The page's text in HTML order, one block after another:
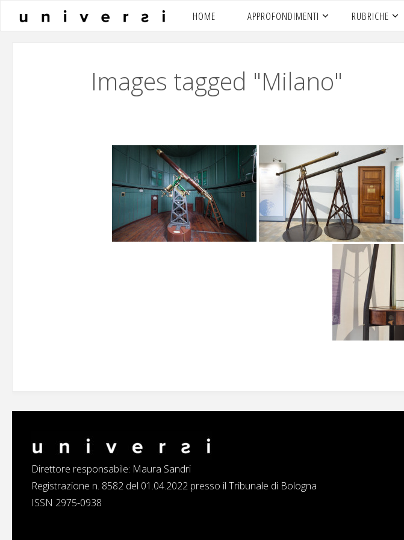
HOME APPROFONDIMENTI RUBRICHE
Images tagged "Milano"
Direttore responsabile: Maura Sandri
Registrazione n. 8582 del 01.04.2022 presso il Tribunale di Bologna
ISSN 2975-0938